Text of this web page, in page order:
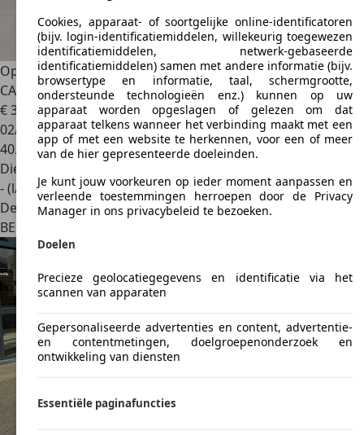
Opel VivaroDC 5 ZIT 2.0 AT 177PK
CAMERA|NAVI|TREKHAAK
€ 30.250
02/2021
40.667 km
Diesel
- (l/100 km)
Dealer
BE 8400
Cookies, apparaat- of soortgelijke online-identificatoren
(bijv. login-identificatiemiddelen, willekeurig toegewezen
identificatiemiddelen, netwerk-gebaseerde
identificatiemiddelen) samen met andere informatie (bijv.
browsertype en informatie, taal, schermgrootte,
ondersteunde technologieën enz.) kunnen op uw
apparaat worden opgeslagen of gelezen om dat
apparaat telkens wanneer het verbinding maakt met een
app of met een website te herkennen, voor een of meer
van de hier gepresenteerde doeleinden.
Je kunt jouw voorkeuren op ieder moment aanpassen en
verleende toestemmingen herroepen door de Privacy
Manager in ons privacybeleid te bezoeken.
Doelen
Precieze geolocatiegegevens en identificatie via het
scannen van apparaten
Gepersonaliseerde advertenties en content, advertentie-
en contentmetingen, doelgroepenonderzoek en
ontwikkeling van diensten
Essentiële paginafuncties